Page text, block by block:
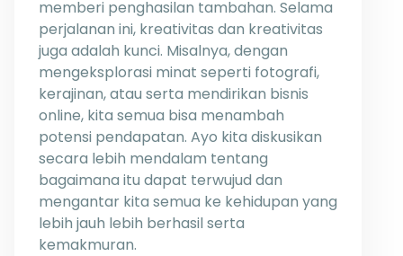
memberi penghasilan tambahan. Selama
perjalanan ini, kreativitas dan kreativitas
juga adalah kunci. Misalnya, dengan
mengeksplorasi minat seperti fotografi,
kerajinan, atau serta mendirikan bisnis
online, kita semua bisa menambah
potensi pendapatan. Ayo kita diskusikan
secara lebih mendalam tentang
bagaimana itu dapat terwujud dan
mengantar kita semua ke kehidupan yang
lebih jauh lebih berhasil serta
kemakmuran.